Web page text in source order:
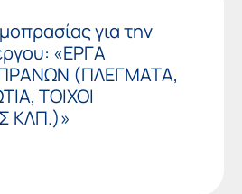
για την
«ΕΡΓΑ
(ΠΛΕΓΜΑΤΑ,
ΤΟΙΧΟΙ
ΚΛΠ.)»